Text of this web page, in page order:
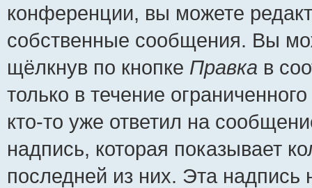
конференции, вы можете
собственные сообщения. Вы
щёлкнув по кнопке Правка в
только в течение
кто-то уже ответил на
надпись, которая показывает
последней из них. Эта